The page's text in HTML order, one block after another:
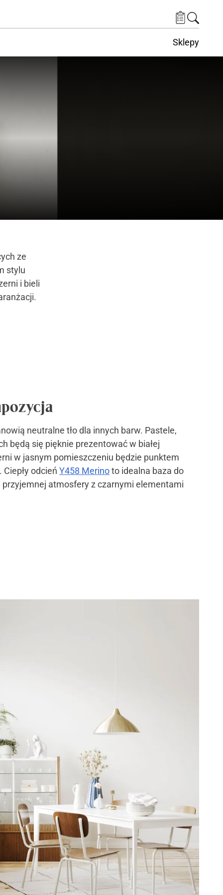
Sklepy
ze
stylu
i bieli
neutralne tło dla innych barw. Pastele,
będą się pięknie prezentować w białej
w jasnym pomieszczeniu będzie punktem
odcień Y458 Merinoto idealna baza do
atmosfery z czarnymi elementami